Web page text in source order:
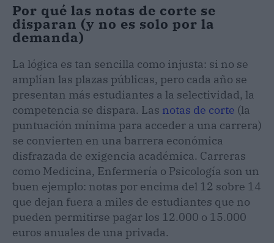
Por qué las notas de corte se
disparan (y no es solo por la
demanda)
La lógica es tan sencilla como injusta: si no se
amplían las plazas públicas, pero cada año se
presentan más estudiantes a la selectividad, la
competencia se dispara. Las notas de corte (la
puntuación mínima para acceder a una carrera)
se convierten en una barrera económica
disfrazada de exigencia académica. Carreras
como Medicina, Enfermería o Psicología son un
buen ejemplo: notas por encima del 12 sobre 14
que dejan fuera a miles de estudiantes que no
pueden permitirse pagar los 12.000 o 15.000
euros anuales de una privada.